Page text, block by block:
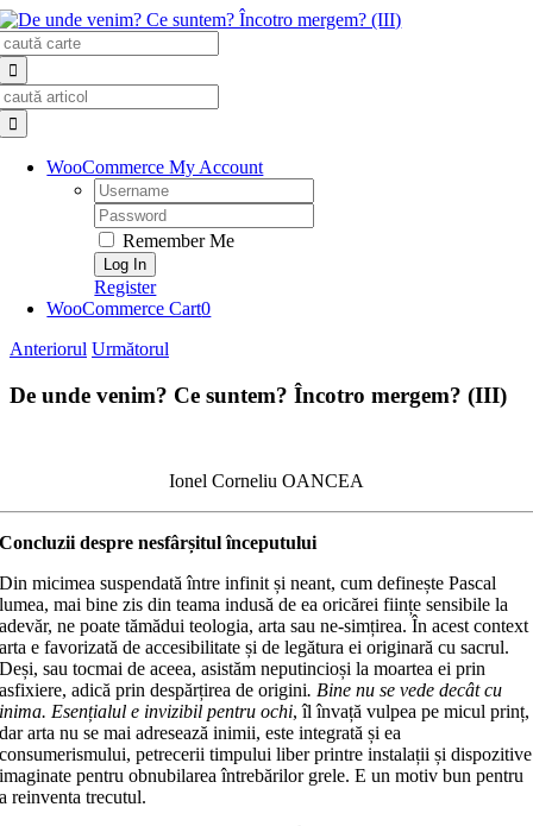
Skip
to
content
WooCommerce My Account
Username:
Password:
Remember Me
Register
WooCommerce Cart0
Anteriorul Următorul
De unde venim? Ce suntem? Încotro mergem? (III)
Ionel Corneliu OANCEA
Concluzii despre nesfârșitul începutului
Din micimea suspendată între infinit și neant, cum definește Pascal
lumea, mai bine zis din teama indusă de ea oricărei ființe sensibile la
adevăr, ne poate tămădui teologia, arta sau ne-simțirea. În acest context
arta e favorizată de accesibilitate și de legătura ei originară cu sacrul.
Deși, sau tocmai de aceea, asistăm neputincioși la moartea ei prin
asfixiere, adică prin despărțirea de origini. Bine nu se vede decât cu
inima. Esențialul e invizibil pentru ochi, îl învață vulpea pe micul prinț,
dar arta nu se mai adresează inimii, este integrată și ea
consumerismului, petrecerii timpului liber printre instalații și dispozitive
imaginate pentru obnubilarea întrebărilor grele. E un motiv bun pentru
a reinventa trecutul.